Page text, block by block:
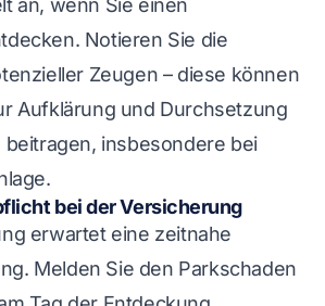
an, wenn Sie einen
Notieren Sie die
Zeugen – diese können
Aufklärung und Durchsetzung
insbesondere bei
bei der Versicherung
erwartet eine zeitnahe
Melden Sie den Parkschaden